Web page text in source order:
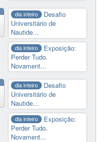
dia inteiro
Desafio
Universitário de
Nautide...
dia inteiro
Exposição:
Perder Tudo.
Novament...
dia inteiro
Desafio
Universitário de
Nautide...
dia inteiro
Exposição:
Perder Tudo.
Novament...